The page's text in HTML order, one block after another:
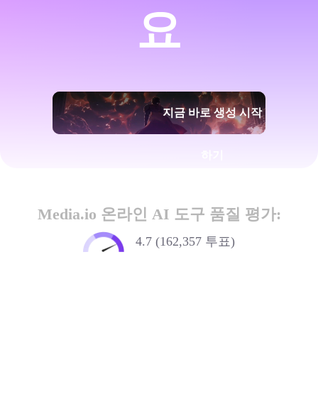
요
지금 바로 생성 시작
Media.io 온라인 AI 도구 품질 평가:
4.7 (162,357 투표)